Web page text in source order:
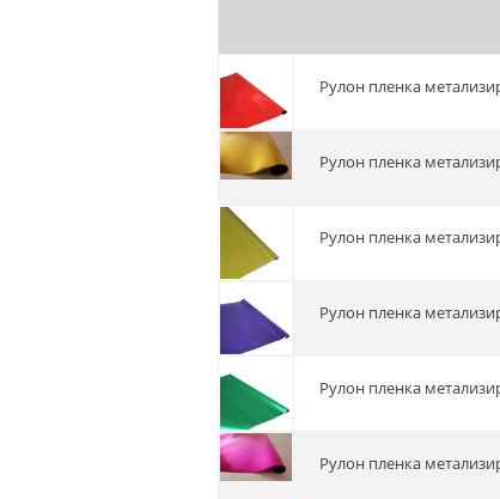
Рулон пленка
Рулон пленка
Рулон пленка
Рулон пленка
Рулон пленка
Рулон пленка